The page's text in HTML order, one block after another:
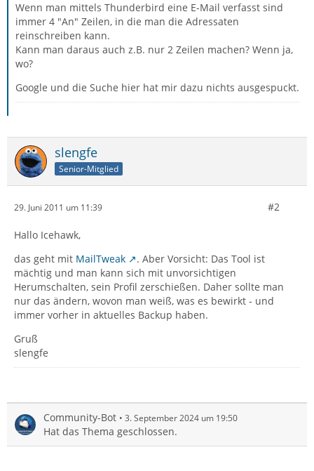
Wenn man mittels Thunderbird eine E-Mail verfasst sind
immer 4 "An" Zeilen, in die man die Adressaten
reinschreiben kann.
Kann man daraus auch z.B. nur 2 Zeilen machen? Wenn ja,
wo?
Google und die Suche hier hat mir dazu nichts ausgespuckt.
slengfe
Senior-Mitglied
29. Juni 2011 um 11:39 #2
Hallo Icehawk,
das geht mit MailTweak
. Aber Vorsicht: Das Tool ist
mächtig und man kann sich mit unvorsichtigen
Herumschalten, sein Profil zerschießen. Daher sollte man
nur das ändern, wovon man weiß, was es bewirkt - und
immer vorher in aktuelles Backup haben.
Gruß
slengfe
Community-Bot 3. September 2024 um 19:50
Hat das Thema geschlossen.